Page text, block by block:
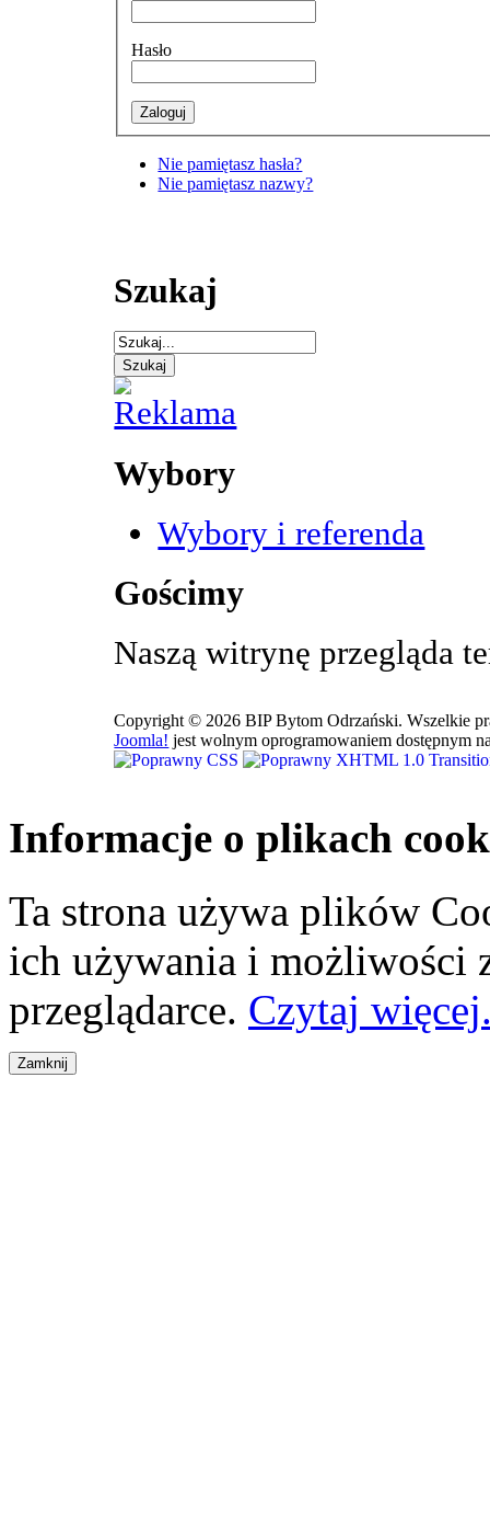
Hasło
Nie pamiętasz hasła?
Nie pamiętasz nazwy?
Szukaj
Wybory
Wybory i referenda
Gościmy
Naszą witrynę przegląda
Copyright © 2026 BIP Bytom Odrzański. Wszelkie
Joomla! jest wolnym oprogramowaniem dostępnym
Informacje o plikach
Ta strona używa plików
ich używania i możliwości
przeglądarce. Czytaj